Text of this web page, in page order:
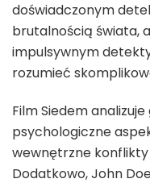
doświadczonym
brutalnością świata,
impulsywnym
rozumieć
Film Siedem
psychologiczne
wewnętrzne konflikty
Dodatkowo, John